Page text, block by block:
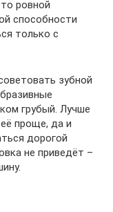
ровной
способности
только с
зубной
грубый. Лучше
проще, да и
дорогой
не приведёт –